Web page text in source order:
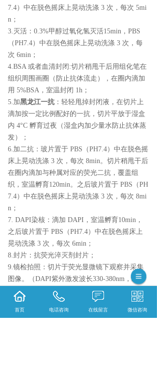
7.4）中在脱色摇床上晃动洗涤 3 次，每次 5mi
n；
3.灭活：0.3%甲醇过氧化氢灭活15min，PBS
（PH7.4）中在脱色摇床上晃动洗涤 3 次，每
次 6min；
4.BSA 或者血清封闭:切片稍甩干后用组化笔在
组织周围画圈（防止抗体流走），在圈内滴加
用 5%BSA，室温封闭 1h；
5.加黑龙江一抗 ：轻轻甩掉封闭液，在切片上
滴加按一定比例配好的一抗，切片平放于湿盒
内 4°C 孵育过夜（湿盒内加少量水防止抗体蒸
发）；
6.加二抗：玻片置于 PBS（PH7.4）中在脱色摇
床上晃动洗涤 3 次，每次 8min。切片稍甩干后
在圈内滴加与种属对应的荧光二抗，覆盖组
织，室温孵育120min。之后玻片置于 PBS（PH
7.4）中在脱色摇床上晃动洗涤 3 次，每次 8mi
n；
7. DAPI染核：滴加 DAPI，室温孵育10min，
之后玻片置于 PBS（PH7.4）中在脱色摇床上
晃动洗涤 3 次，每次 6min；
8.封片：抗荧光淬灭剂封片；
9.镜检拍照：切片于荧光显微镜下观察并采集
图像。（DAPI紫外激发波长330-380nm，发射
波长420nm，发蓝光；FITC激发波长465-495n
m，发射波长515-555 nm，发绿光；CY3激发波
长510-560，发射波长590nm，发红光）。
首页 电话咨询 在线留言 微信咨询